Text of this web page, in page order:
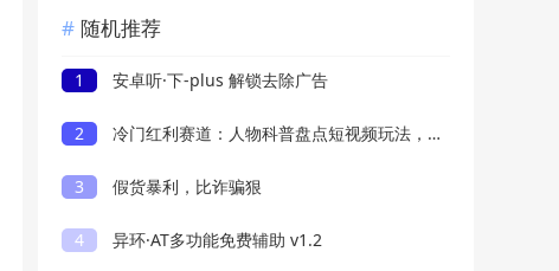
随机推荐
1 安卓听·下-plus 解锁去除广告
2 冷门红利赛道：人物科普盘点短视频玩法，零成本单人就能起号13万粉丝，单条点赞破10万
3 假货暴利，比诈骗狠
4 异环·AT多功能免费辅助 v1.2